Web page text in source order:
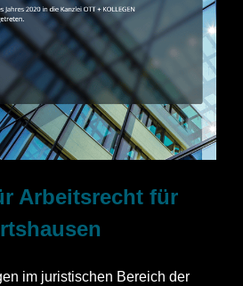
Arbeitsrecht für
im juristischen Bereich der